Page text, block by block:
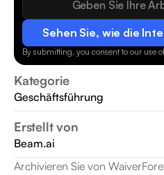
Sehen Sie, wie die
By submitting, you consent to our use
Kategorie
Geschäftsführung
Erstellt von
Beam.ai
Archivieren Sie von